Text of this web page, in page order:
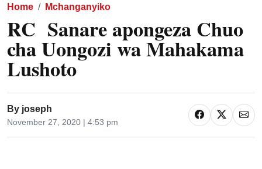
Home Mchanganyiko
RC Sanare apongeza Chuo
cha Uongozi wa Mahakama
Lushoto
By joseph
November 27, 2020 | 4:53 pm